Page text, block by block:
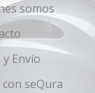
somos
y Envío
con seQura